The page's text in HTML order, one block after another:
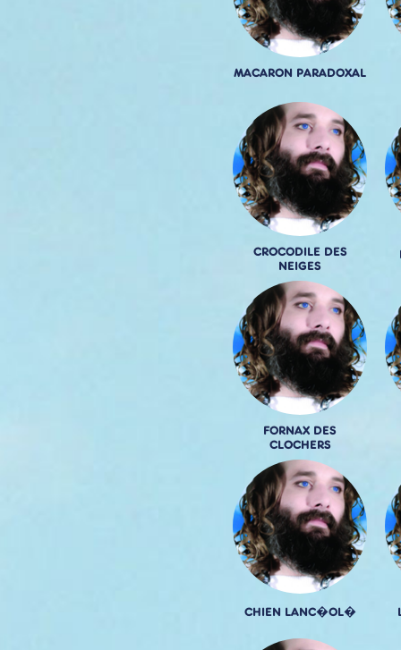
MACARON PARADOXAL
CROCODILE DES
NEIGES
FORNAX DES
CLOCHERS
CHIEN LANC�OL�